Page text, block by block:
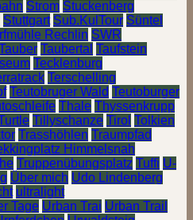
Strom Stuckenberg
Stuttgart Sub.KulTour Süntel
Rechlin SWR
Taubertal Taufstein
Tecklenburg
Terschelling
Teutobruger Wald Teutoburger
Thale Thyssenkrupp
Tillyschanze Tirol Tolkien
Trasshöhlen Traumpfad
Himmelsnah
Truppenübungsplatz Tuffi U-
Über mich Udo Lindenberg
ultralight
Tage Urban Trai Urban Trail